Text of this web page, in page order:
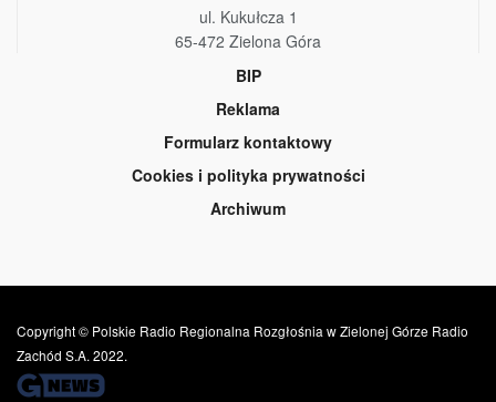
ul. Kukułcza 1
65-472 Zielona Góra
BIP
Reklama
Formularz kontaktowy
Cookies i polityka prywatności
Archiwum
Copyright © Polskie Radio Regionalna Rozgłośnia w Zielonej Górze Radio
Zachód S.A. 2022.